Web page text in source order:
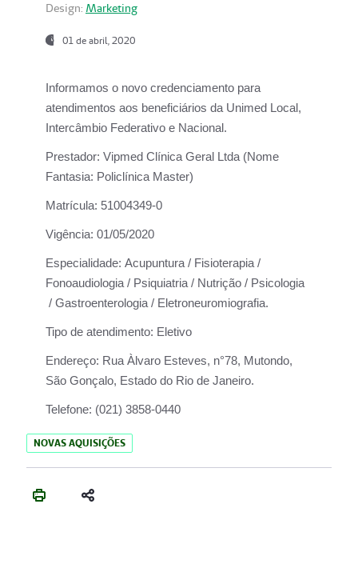
Design: Marketing
01 de abril, 2020
Informamos o novo credenciamento para
atendimentos aos beneficiários da Unimed Local,
Intercâmbio Federativo e Nacional.
Prestador: Vipmed Clínica Geral Ltda (Nome
Fantasia: Policlínica Master)
Matrícula: 51004349-0
Vigência: 01/05/2020
Especialidade: Acupuntura / Fisioterapia /
Fonoaudiologia / Psiquiatria / Nutrição / Psicologia
/ Gastroenterologia / Eletroneuromiografia.
Tipo de atendimento: Eletivo
Endereço: Rua Àlvaro Esteves, n°78, Mutondo,
São Gonçalo, Estado do Rio de Janeiro.
Telefone: (021) 3858-0440
NOVAS AQUISIÇÕES